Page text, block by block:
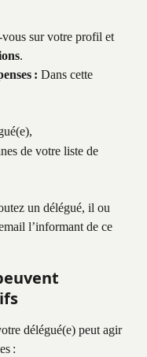
vous sur votre profil et
.
: Dans cette
de votre liste de
un délégué, il ou
l’informant de ce
délégué(e) peut agir
: